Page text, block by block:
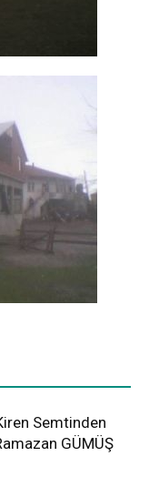
Semtinden
GÜMÜŞ